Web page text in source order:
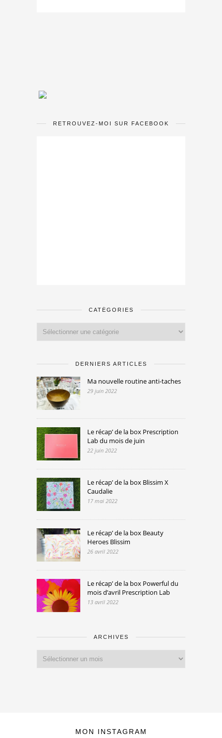
RETROUVEZ-MOI SUR FACEBOOK
CATÉGORIES
DERNIERS ARTICLES
Ma nouvelle routine anti-taches
29 juin 2022
Le récap’ de la box Prescription
Lab du mois de juin
22 juin 2022
Le récap’ de la box Blissim X
Caudalie
17 mai 2022
Le récap’ de la box Beauty
Heroes Blissim
26 avril 2022
Le récap’ de la box Powerful du
mois d’avril Prescription Lab
13 avril 2022
ARCHIVES
MON INSTAGRAM